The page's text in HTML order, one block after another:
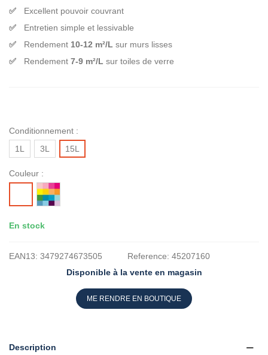
Excellent pouvoir couvrant
Entretien simple et lessivable
Rendement 10-12 m²/L sur murs lisses
Rendement 7-9 m²/L sur toiles de verre
Conditionnement :
1L
3L 15L
Couleur :
MISE
A
TEINTE
En stock
EAN13: 3479274673505 Reference: 45207160
Disponible à la vente en magasin
ME RENDRE EN BOUTIQUE
Description